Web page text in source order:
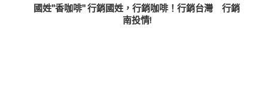
國姓"香咖啡" 行銷國姓，行銷咖啡！行銷台灣 行銷
南投情!